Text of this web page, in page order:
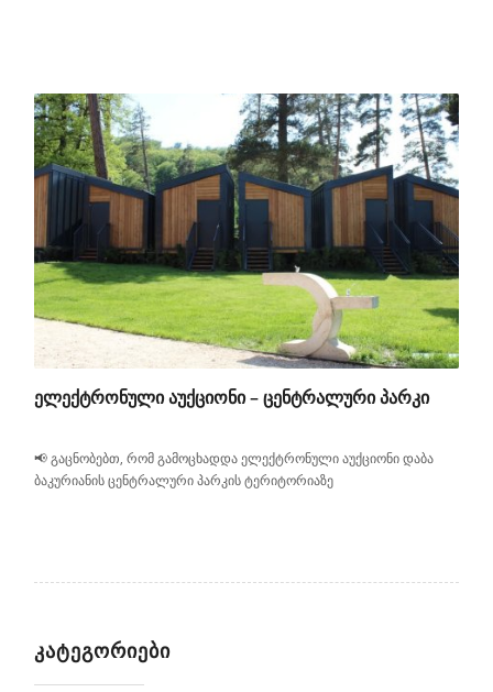
ᲔᲚᲔᲥᲢᲠᲝᲜᲣᲚᲘ ᲐᲣᲥᲪᲘᲝᲜᲘ – ᲪᲔᲜᲢᲠᲐᲚᲣᲠᲘ ᲞᲐᲠᲙᲘ
📢 გაცნობებთ, რომ გამოცხადდა ელექტრონული აუქციონი დაბა
ბაკურიანის ცენტრალური პარკის ტერიტორიაზე
ᲙᲐᲢᲔᲒᲝᲠᲘᲔᲑᲘ